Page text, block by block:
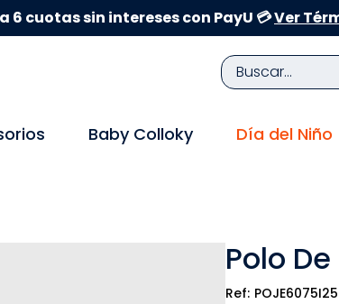
6 cuotas sin intereses con PayU 💳Ver
Buscar...
Baby Colloky Día del Niño
Polo
POJE6075I25
TÉRMINOS MÁS BUSCADOS